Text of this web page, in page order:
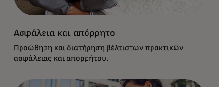
Ασφάλεια και απόρρητο
Προώθηση και διατήρηση βέλτιστων πρακτικών
ασφάλειας και απορρήτου.